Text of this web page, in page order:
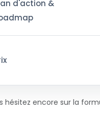
d'action &
hésitez encore sur la